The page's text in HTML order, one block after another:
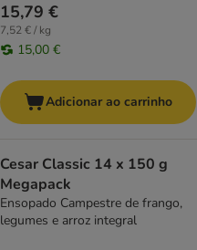
15,79 €
7,52 € / kg
15,00 €
Adicionar ao carrinho
Cesar Classic 14 x 150 g
Megapack
Ensopado Campestre de frango,
legumes e arroz integral